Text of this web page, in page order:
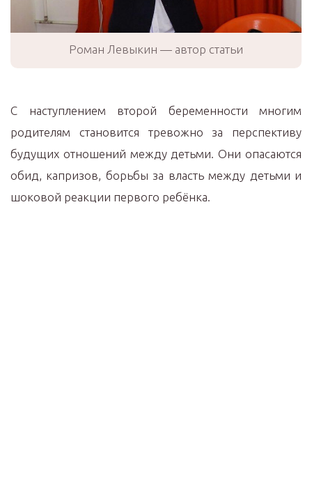
Роман Левыкин — автор статьи
С наступлением второй беременности многим
родителям становится тревожно за перспективу
будущих отношений между детьми. Они опасаются
обид, капризов, борьбы за власть между детьми и
шоковой реакции первого ребёнка.